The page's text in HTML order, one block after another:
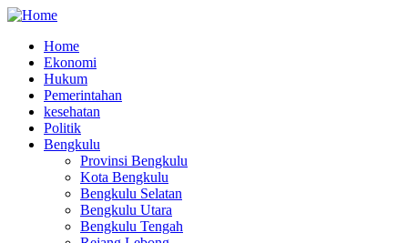
Main
navigation
Home
Ekonomi
Hukum
Pemerintahan
kesehatan
Politik
Bengkulu
Provinsi Bengkulu
Kota Bengkulu
Bengkulu Selatan
Bengkulu Utara
Bengkulu Tengah